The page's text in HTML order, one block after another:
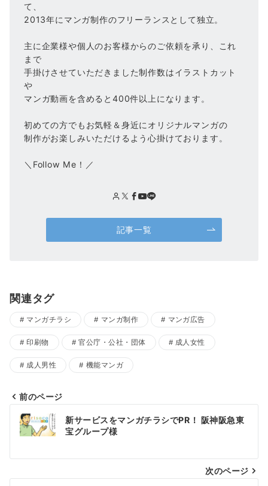
て、
2013年にマンガ制作のフリーランスとして独立。
主に企業様や個人のお客様からのご依頼を承り、これ
まで
手掛けさせていただきました制作数はイラストカット
や
マンガ動画を含めると400件以上になります。
初めての方でもお気軽＆身近にオリジナルマンガの
制作がお楽しみいただけるよう心掛けております。
＼Follow Me！／
記事一覧
関連タグ
マンガチラシ マンガ制作 マンガ広告
印刷物 官公庁・公社・団体 成人女性
成人男性 機能マンガ
投
稿
ビ
前のページ
新サービスをマンガチラシでPR！ 阪神阪急東
宝グループ様
次のページ